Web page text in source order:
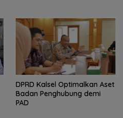
‎DPRD Kalsel Optimalkan Aset
Badan Penghubung demi
PAD